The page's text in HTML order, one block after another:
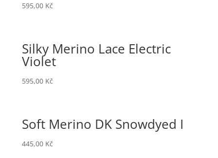
595,00 Kč
Silky Merino Lace Electric
Violet
595,00 Kč
Soft Merino DK Snowdyed I
445,00 Kč